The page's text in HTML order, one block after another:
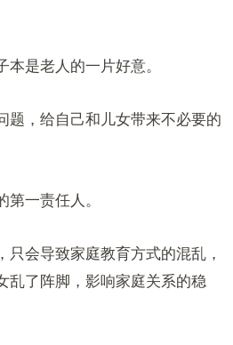
是老人的一片好意。
题，给自己和儿女带来不必要的
一责任人。
只会导致家庭教育方式的混乱，
乱了阵脚，影响家庭关系的稳